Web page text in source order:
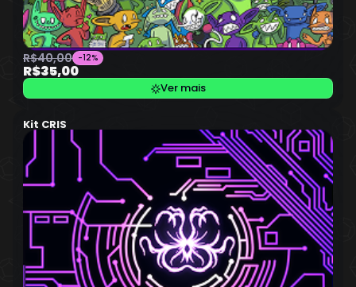
R$40,00 -12%
R$35,00
Ver mais
Kit CRIS